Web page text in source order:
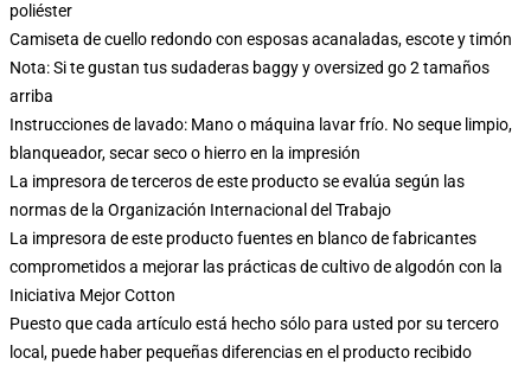
poliéster
Camiseta de cuello redondo con esposas acanaladas, escote y timón
Nota: Si te gustan tus sudaderas baggy y oversized go 2 tamaños
arriba
Instrucciones de lavado: Mano o máquina lavar frío. No seque limpio,
blanqueador, secar seco o hierro en la impresión
La impresora de terceros de este producto se evalúa según las
normas de la Organización Internacional del Trabajo
La impresora de este producto fuentes en blanco de fabricantes
comprometidos a mejorar las prácticas de cultivo de algodón con la
Iniciativa Mejor Cotton
Puesto que cada artículo está hecho sólo para usted por su tercero
local, puede haber pequeñas diferencias en el producto recibido